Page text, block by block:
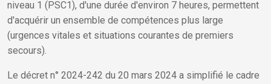
niveau 1 (PSC1), d'une durée d'environ 7 heures, permettent
d'acquérir un ensemble de compétences plus large
(urgences vitales et situations courantes de premiers
secours).
Le décret n° 2024-242 du 20 mars 2024 a simplifié le cadre